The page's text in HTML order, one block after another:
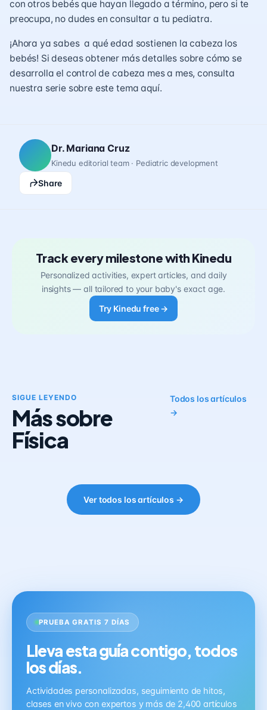
con otros bebés que hayan llegado a término, pero si te
preocupa, no dudes en consultar a tu pediatra.
¡Ahora ya sabes a qué edad sostienen la cabeza los
bebés! Si deseas obtener más detalles sobre cómo se
desarrolla el control de cabeza mes a mes, consulta
nuestra serie sobre este temaaquí.
Dr. Mariana Cruz
Kinedu editorial team · Pediatric development
Share
Track every milestone with Kinedu
Personalized activities, expert articles, and daily
insights — all tailored to your baby's exact age.
Try Kinedu free →
SIGUE LEYENDO
Más sobre
Física
Todos los artículos
→
Ver todos los artículos →
PRUEBA GRATIS 7 DÍAS
Lleva esta guía contigo, todos
los días.
Actividades personalizadas, seguimiento de hitos,
clases en vivo con expertos y más de 2,400 artículos